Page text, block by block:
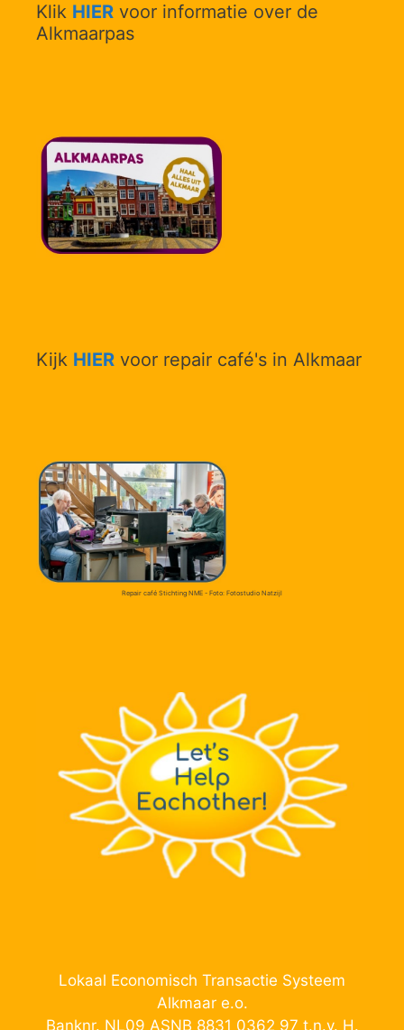
Klik HIER voor informatie over de
Alkmaarpas
Kijk HIER voor repair café's in Alkmaar
Repair café Stichting NME - Foto: Fotostudio Natzijl
Lokaal Economisch Transactie Systeem
Alkmaar e.o.
Banknr. NL09 ASNB 8831 0362 97 t.n.v. H.